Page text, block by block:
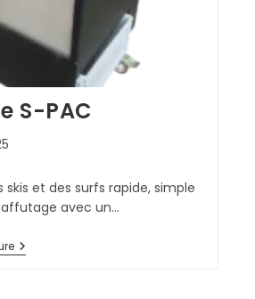
S-PAC
skis et des surfs rapide, simple
avec un…